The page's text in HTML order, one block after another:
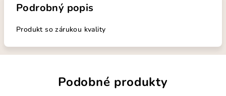
Podrobný popis
Produkt so zárukou kvality
Podobné produkty